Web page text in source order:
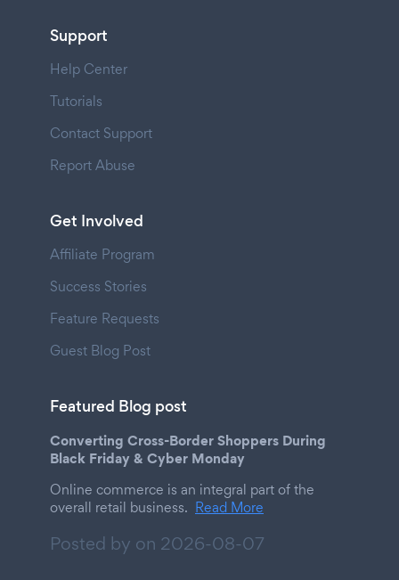
Support
Help Center
Tutorials
Contact Support
Report Abuse
Get Involved
Affiliate Program
Success Stories
Feature Requests
Guest Blog Post
Featured Blog post
Converting Cross-Border Shoppers During
Black Friday & Cyber Monday
Online commerce is an integral part of the
overall retail business. Read More
Posted by on 2026-08-07